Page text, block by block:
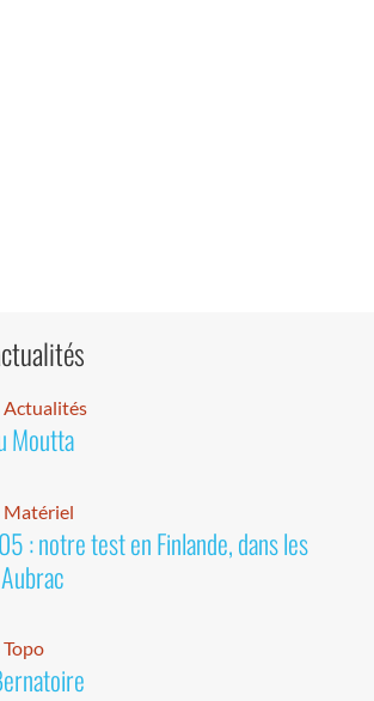
Moutta
: notre test en Finlande, dans les